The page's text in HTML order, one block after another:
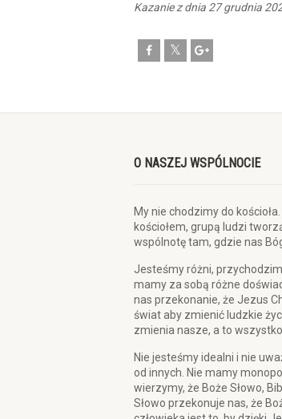
Kazanie z dnia 27 grudnia
O NASZEJ WSPÓLNOCIE
My nie chodzimy do
kościołem, grupą ludzi
wspólnotę tam, gdzie nas
Jesteśmy różni,
mamy za sobą różne
nas przekonanie, że Jezus
świat aby zmienić ludzkie
zmienia nasze, a to
Nie jesteśmy idealni i nie
od innych. Nie mamy
wierzymy, że Boże Słowo,
Słowo przekonuje nas, że